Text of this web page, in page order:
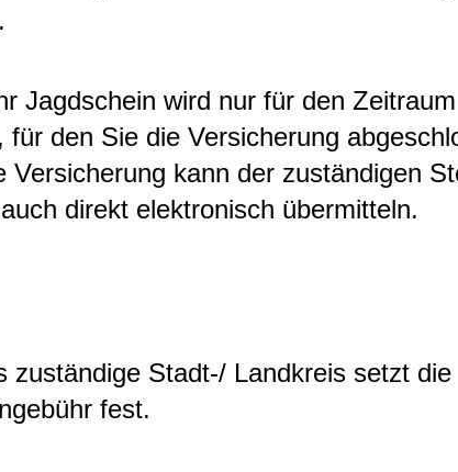
Jagdschein wird nur für den Zeitraum
für den Sie die Versicherung
Versicherung kann der zuständigen
direkt elektronisch übermitteln.
zuständige Stadt-/ Landkreis setzt die
fest.